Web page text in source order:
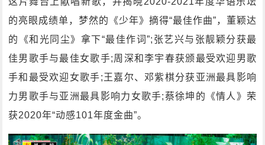
的亮眼成绩单，梦然的《少年》摘得“最佳作曲”，董颖达
的《和光同尘》拿下“最佳作词”;张艺兴与张靓颖分获最
佳男歌手与最佳女歌手;周深和李宇春获颁最受欢迎男歌
手和最受欢迎女歌手;王嘉尔、邓紫棋分获亚洲最具影响
力男歌手与亚洲最具影响力女歌手;蔡徐坤的《情人》荣
获2020年“动感101年度金曲”。